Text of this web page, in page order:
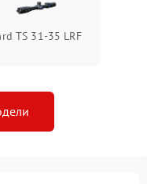
TS 31-35 LRF